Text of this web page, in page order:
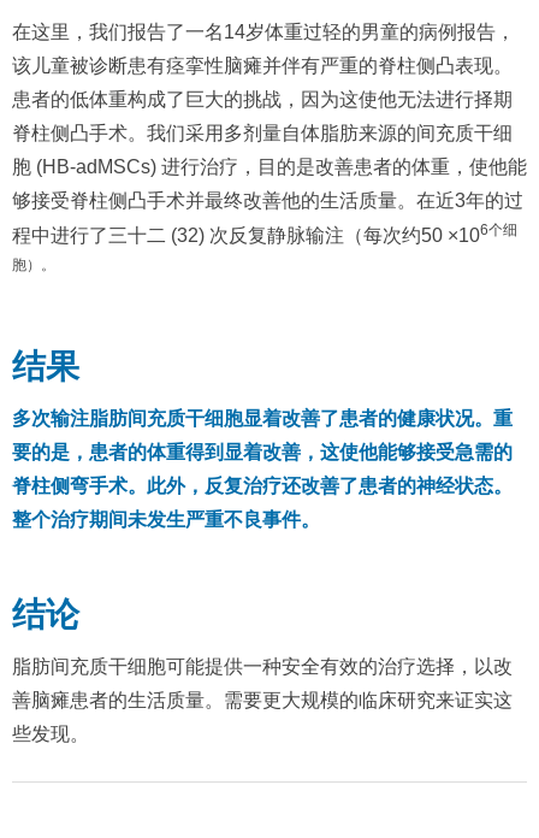
在这里，我们报告了一名14岁体重过轻的男童的病例报告，
该儿童被诊断患有痉挛性脑瘫并伴有严重的脊柱侧凸表现。
患者的低体重构成了巨大的挑战，因为这使他无法进行择期
脊柱侧凸手术。我们采用多剂量自体脂肪来源的间充质干细
胞 (HB-adMSCs) 进行治疗，目的是改善患者的体重，使他能
够接受脊柱侧凸手术并最终改善他的生活质量。在近3年的过
程中进行了三十二 (32) 次反复静脉输注（每次约50 ×106个细
胞）。
结果
多次输注脂肪间充质干细胞显着改善了患者的健康状况。重
要的是，患者的体重得到显着改善，这使他能够接受急需的
脊柱侧弯手术。此外，反复治疗还改善了患者的神经状态。
整个治疗期间未发生严重不良事件。
结论
脂肪间充质干细胞可能提供一种安全有效的治疗选择，以改
善脑瘫患者的生活质量。需要更大规模的临床研究来证实这
些发现。